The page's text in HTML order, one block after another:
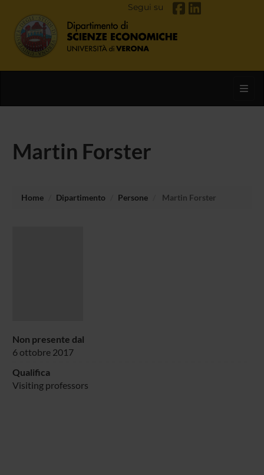
Segui su
Martin Forster
Home Dipartimento Persone Martin Forster
Non presente dal
6 ottobre 2017
Qualifica
Visiting professors